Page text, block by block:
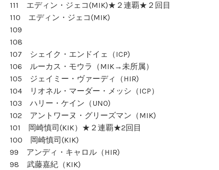
111 エディン・ジェコ(MIK)★２連覇★２回目
110 エディン・ジェコ(MIK)
109
108
107 シェイク・エンドイェ（ICP)
106 ルーカス・モウラ（MIK→未所属）
105 ジェイミー・ヴァーディ（HIR)
104 リオネル・マーダー・メッシ（ICP）
103 ハリー・ケイン（UNO)
102 アントワーヌ・グリーズマン（MIK)
101 岡崎慎司(KIK）★２連覇★2回目
100 岡崎慎司(KIK)
99 アンディ・キャロル（HIR)
98 武藤嘉紀（KIK)